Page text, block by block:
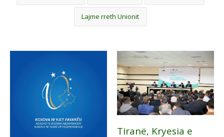
KONTAKTI
Lajme rreth Unionit
Tiranë, Kryesia e